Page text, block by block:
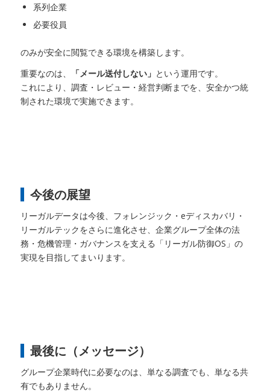
系列企業
必要役員
のみが安全に閲覧できる環境を構築します。
重要なのは、
「メール送付しない」 という運用です。
これにより、調査・レビュー・経営判断までを、安全かつ統
制された環境で実施できます。
今後の展望
リーガルデータは今後、フォレンジック・eディスカバリ・
リーガルテックをさらに進化させ、企業グループ全体の法
務・危機管理・ガバナンスを支える「リーガル防御OS」の
実現を目指してまいります。
最後に（メッセージ）
グループ企業時代に必要なのは、単なる調査でも、単なる共
有でもありません。